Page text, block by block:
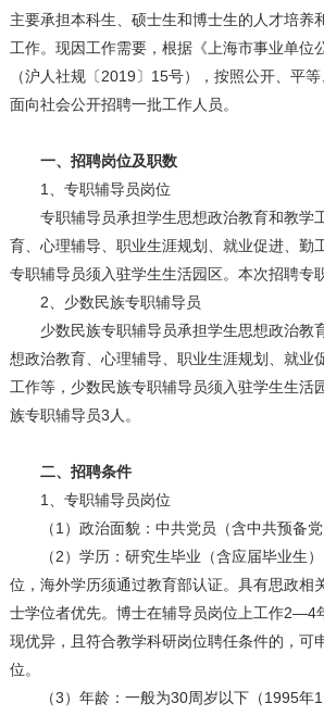
主要承担本科生、硕士生和博士生的人才培养
工作。现因工作需要，根据《上海市事业单位
（沪人社规〔2019〕15号），按照公开、平
面向社会公开招聘一批工作人员。
一、招聘岗位及职数
1、专职辅导员岗位
专职辅导员承担学生思想政治教育和教学
育、心理辅导、职业生涯规划、就业促进、勤
专职辅导员须入驻学生生活园区。本次招聘专
2、少数民族专职辅导员
少数民族专职辅导员承担学生思想政治教
想政治教育、心理辅导、职业生涯规划、就业
工作等，少数民族专职辅导员须入驻学生生活
族专职辅导员3人。
二、招聘条件
1、专职辅导员岗位
（1）政治面貌：中共党员（含中共预备党
（2）学历：研究生毕业（含应届毕业生）
位，海外学历须通过教育部认证。具有思政相
士学位者优先。博士在辅导员岗位上工作2—4
现优异，且符合教学科研岗位聘任条件的，可
位。
（3）年龄：一般为30周岁以下（1995年1